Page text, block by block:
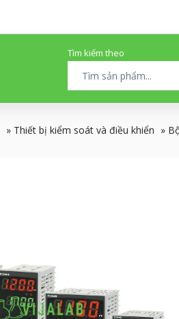
Tìm kiếm theo
» Thiết bị kiểm soát và điều khiển »